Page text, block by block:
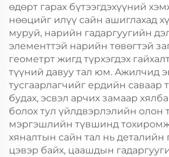
өдөрт гарах бүтээгдэхүүний
нөөцийг илүү сайн ашиглахад
муруй, нарийн гадаргуугийн
элементтэй нарийн төвөгтэй
геометрт жигд түрхэгдэх
түүний давуу тал юм. Ажилчид
тусгаарлагчийг ердийн саваар
будах, эсвэл арчих замаар
болох тул үйлдвэрлэлийн олон
мэргэшлийн түвшинд
хяналтын сайн тал нь деталийн
цэвэр байх, цаашдын